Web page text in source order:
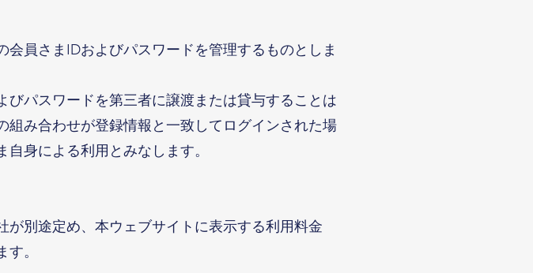
員さまIDおよびパスワードを管理するものとしま
パスワードを第三者に譲渡または貸与することは
み合わせが登録情報と一致してログインされた場
身による利用とみなします。
別途定め、本ウェブサイトに表示する利用料金
。